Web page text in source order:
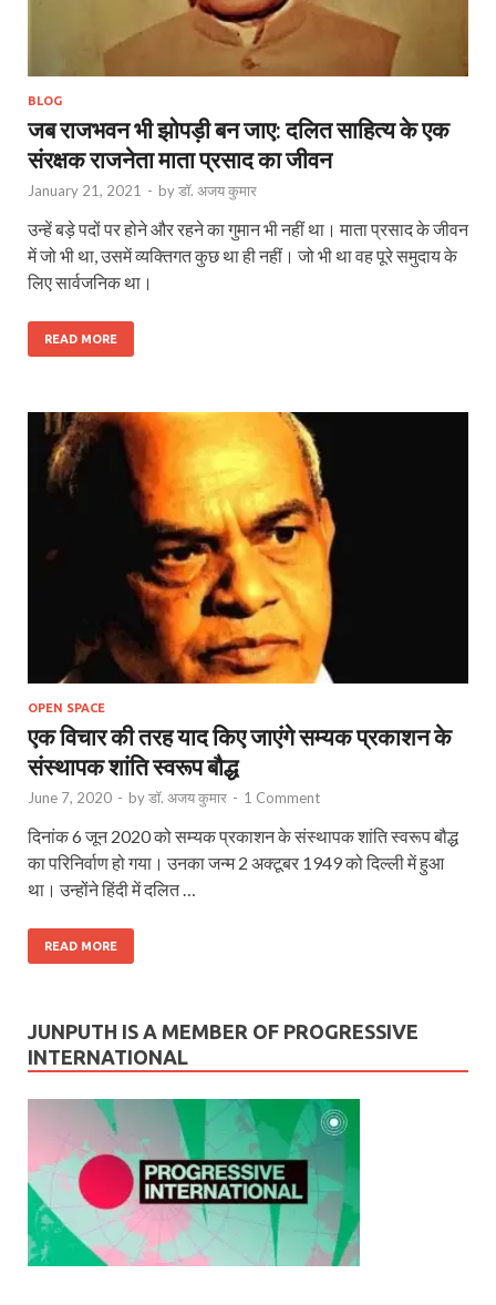
BLOG
जब राजभवन भी झोपड़ी बन जाए: दलित साहित्य के एक
संरक्षक राजनेता माता प्रसाद का जीवन
January 21, 2021 - byडॉ. अजय कुमार
उन्हें बड़े पदों पर होने और रहने का गुमान भी नहीं था। माता प्रसाद के जीवन
में जो भी था, उसमें व्यक्तिगत कुछ था ही नहीं। जो भी था वह पूरे समुदाय के
लिए सार्वजनिक था।
READ MORE
OPEN SPACE
एक विचार की तरह याद किए जाएंगे सम्यक प्रकाशन के
संस्थापक शांति स्वरूप बौद्ध
June 7, 2020 - byडॉ. अजय कुमार - 1 Comment
दिनांक 6 जून 2020 को सम्यक प्रकाशन के संस्थापक शांति स्वरूप बौद्ध
का परिनिर्वाण हो गया। उनका जन्म 2 अक्टूबर 1949 को दिल्ली में हुआ
था। उन्होंने हिंदी में दलित …
READ MORE
JUNPUTH IS A MEMBER OF PROGRESSIVE
INTERNATIONAL